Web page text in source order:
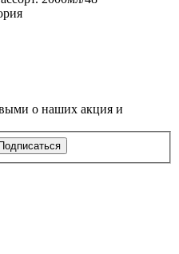
о наших акция и